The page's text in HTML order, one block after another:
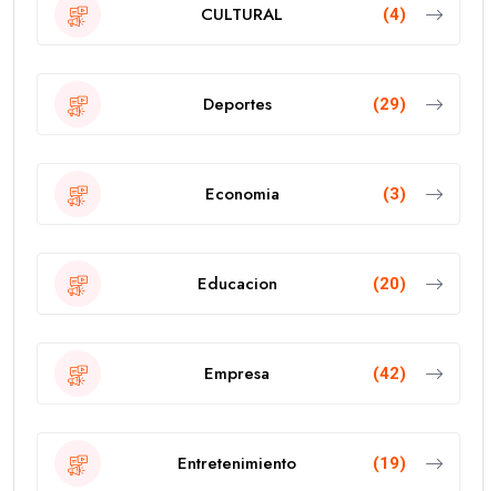
CULTURAL (4)
Deportes (29)
Economia (3)
Educacion (20)
Empresa (42)
Entretenimiento (19)